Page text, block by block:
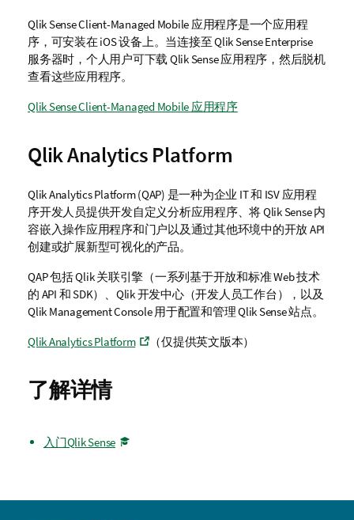
Qlik Sense Client-Managed Mobile 应用程序是一个应用程
序，可安装在 iOS设备上。当连接至Qlik Sense Enterprise
服务器时，个人用户可下载 Qlik Sense应用程序，然后脱机
查看这些应用程序。
Qlik Sense Client-Managed Mobile 应用程序
Qlik Analytics Platform
Qlik Analytics Platform(QAP) 是一种为企业 IT 和 ISV 应用程
序开发人员提供开发自定义分析应用程序、将Qlik Sense内
容嵌入操作应用程序和门户以及通过其他环境中的开放 API
创建或扩展新型可视化的产品。
QAP 包括Qlik 关联引擎 （一系列基于开放和标准 Web 技术
的 API 和 SDK）、Qlik开发中心（开发人员工作台），以及
Qlik Management Console用于配置和管理Qlik Sense站点。
Qlik Analytics Platform
（仅提供英文版本）
了解详情
入门Qlik Sense